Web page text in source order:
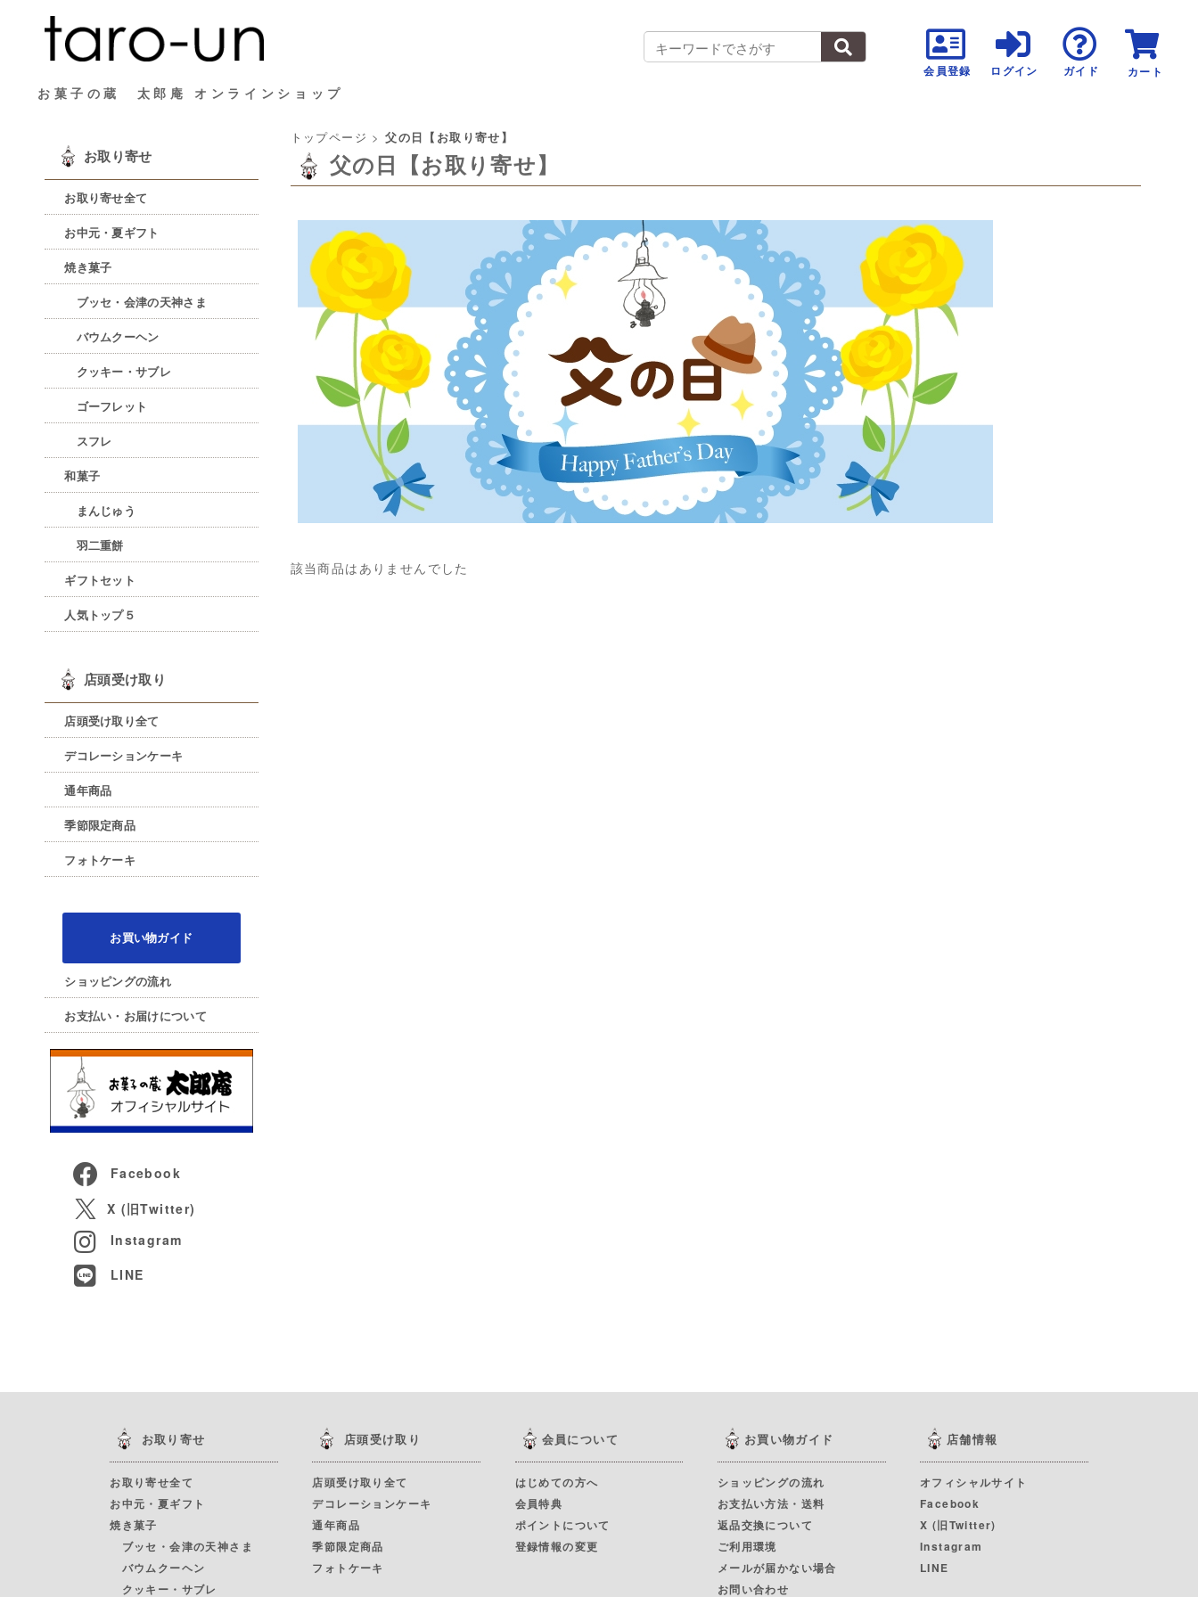
会員登録 ログイン ガイド カート
お菓子の蔵 太郎庵 オンラインショップ
お取り寄せ
お取り寄せ全て
お中元・夏ギフト
焼き菓子
ブッセ・会津の天神さま
バウムクーヘン
クッキー・サブレ
ゴーフレット
スフレ
和菓子
まんじゅう
羽二重餅
ギフトセット
人気トップ５
店頭受け取り
店頭受け取り全て
デコレーションケーキ
通年商品
季節限定商品
フォトケーキ
お買い物ガイド
ショッピングの流れ
お支払い・お届けについて
Facebook
X (旧Twitter)
Instagram
LINE
トップページ >父の日【お取り寄せ】
父の日【お取り寄せ】
該当商品はありませんでした
お取り寄せ
お取り寄せ全て
お中元・夏ギフト
焼き菓子
ブッセ・会津の天神さま
バウムクーヘン
クッキー・サブレ
店頭受け取り
店頭受け取り全て
デコレーションケーキ
通年商品
季節限定商品
フォトケーキ
会員について
はじめての方へ
会員特典
ポイントについて
登録情報の変更
お買い物ガイド
ショッピングの流れ
お支払い方法・送料
返品交換について
ご利用環境
メールが届かない場合
お問い合わせ
店舗情報
オフィシャルサイト
Facebook
X (旧Twitter)
Instagram
LINE